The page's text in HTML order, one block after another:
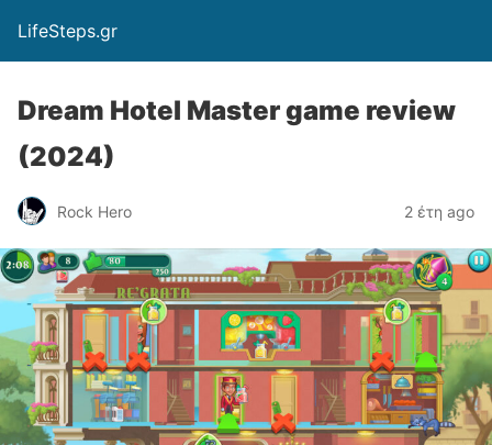
LifeSteps.gr
Dream Hotel Master game review
(2024)
Rock Hero 2 έτη ago